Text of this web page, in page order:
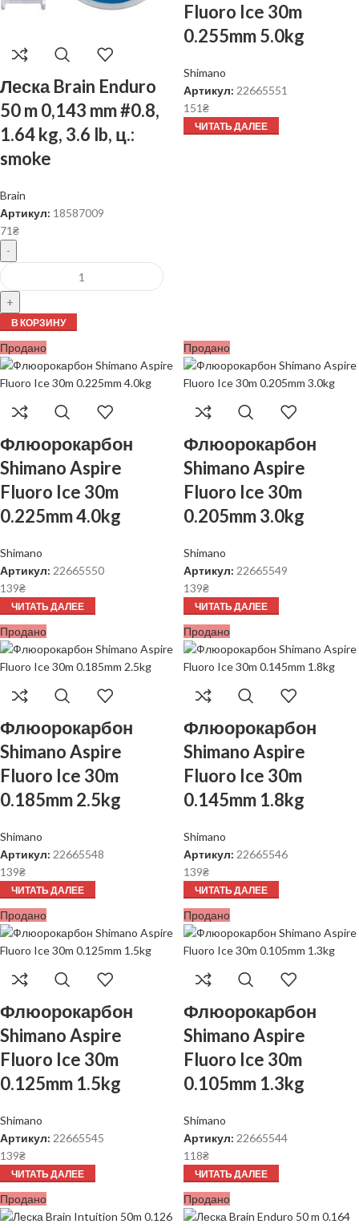
Леска Brain Enduro
50 m 0,143 mm #0.8,
1.64 kg, 3.6 lb, ц.:
smoke
Brain
Артикул: 18587009
71₴
В КОРЗИНУ
Fluoro Ice 30m
0.255mm 5.0kg
Shimano
Артикул: 22665551
151₴
ЧИТАТЬ ДАЛЕЕ
Продано
Флюорокарбон
Shimano Aspire
Fluoro Ice 30m
0.225mm 4.0kg
Shimano
Артикул: 22665550
139₴
ЧИТАТЬ ДАЛЕЕ
Продано
Флюорокарбон
Shimano Aspire
Fluoro Ice 30m
0.205mm 3.0kg
Shimano
Артикул: 22665549
139₴
ЧИТАТЬ ДАЛЕЕ
Продано
Флюорокарбон
Shimano Aspire
Fluoro Ice 30m
0.185mm 2.5kg
Shimano
Артикул: 22665548
139₴
ЧИТАТЬ ДАЛЕЕ
Продано
Флюорокарбон
Shimano Aspire
Fluoro Ice 30m
0.145mm 1.8kg
Shimano
Артикул: 22665546
139₴
ЧИТАТЬ ДАЛЕЕ
Продано
Флюорокарбон
Shimano Aspire
Fluoro Ice 30m
0.125mm 1.5kg
Shimano
Артикул: 22665545
139₴
ЧИТАТЬ ДАЛЕЕ
Продано
Флюорокарбон
Shimano Aspire
Fluoro Ice 30m
0.105mm 1.3kg
Shimano
Артикул: 22665544
118₴
ЧИТАТЬ ДАЛЕЕ
Продано Продано